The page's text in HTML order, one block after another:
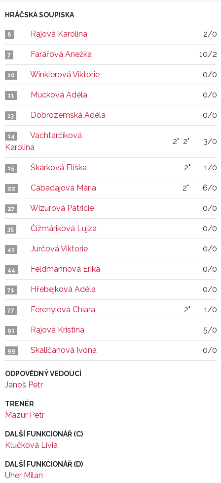
HRÁČSKÁ SOUPISKA
6 Rajová Karolína 2/0
7 Farářová Anežka 10/2
10 Winklerová Viktorie 0/0
11 Mucková Adéla 0/0
13 Dobrozemská Adéla 0/0
14
Vachtarčíková
Karolína
2" 2" 3/0
15 Škárková Eliška 2" 1/0
22 Cabadajová Mária 2" 6/0
27 Wizurová Patricie 0/0
35 Čižmáriková Lujza 0/0
41 Jurčová Viktorie 0/0
44 Feldmannová Erika 0/0
71 Hřebejková Adéla 0/0
77 Ferenyiová Chiara 2" 1/0
91 Rajová Kristina 5/0
99 Skaličanová Ivona 0/0
ODPOVĚDNÝ VEDOUCÍ
Janoš Petr
TRENÉR
Mazur Petr
DALŠÍ FUNKCIONÁŘ (C)
Klučková Lívia
DALŠÍ FUNKCIONÁŘ (D)
Uher Milan